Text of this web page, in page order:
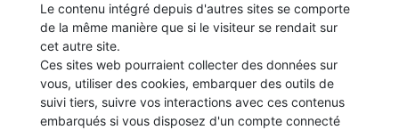
Le contenu intégré depuis d'autres sites se comporte
de la même manière que si le visiteur se rendait sur
cet autre site.
Ces sites web pourraient collecter des données sur
vous, utiliser des cookies, embarquer des outils de
suivi tiers, suivre vos interactions avec ces contenus
embarqués si vous disposez d'un compte connecté